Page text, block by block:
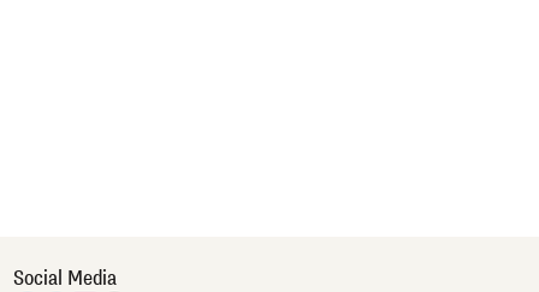
Social Media